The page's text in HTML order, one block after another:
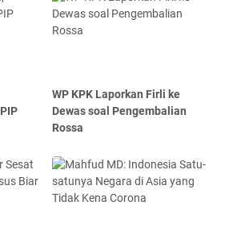
WP KPK Laporkan Firli ke
Dewas soal Pengembalian
Rossa